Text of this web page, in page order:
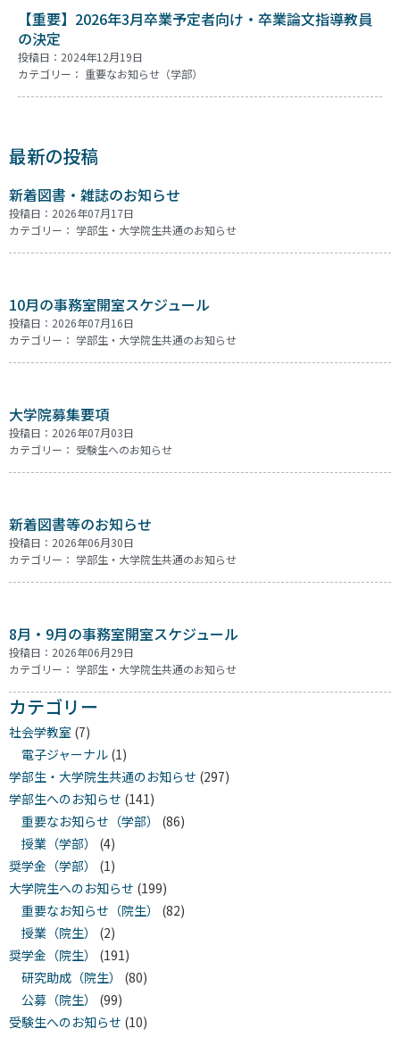
【重要】2026年3月卒業予定者向け・卒業論文指導教員
の決定
投稿日：2024年12月19日
カテゴリー： 重要なお知らせ（学部）
最新の投稿
新着図書・雑誌のお知らせ
投稿日：2026年07月17日
カテゴリー： 学部生・大学院生共通のお知らせ
10月の事務室開室スケジュール
投稿日：2026年07月16日
カテゴリー： 学部生・大学院生共通のお知らせ
大学院募集要項
投稿日：2026年07月03日
カテゴリー： 受験生へのお知らせ
新着図書等のお知らせ
投稿日：2026年06月30日
カテゴリー： 学部生・大学院生共通のお知らせ
8月・9月の事務室開室スケジュール
投稿日：2026年06月29日
カテゴリー： 学部生・大学院生共通のお知らせ
カテゴリー
社会学教室 (7)
電子ジャーナル (1)
学部生・大学院生共通のお知らせ (297)
学部生へのお知らせ (141)
重要なお知らせ（学部）
(86)
授業（学部）
(4)
奨学金（学部）
(1)
大学院生へのお知らせ (199)
重要なお知らせ（院生）
(82)
授業（院生）
(2)
奨学金（院生）
(191)
研究助成（院生）
(80)
公募（院生）
(99)
受験生へのお知らせ (10)